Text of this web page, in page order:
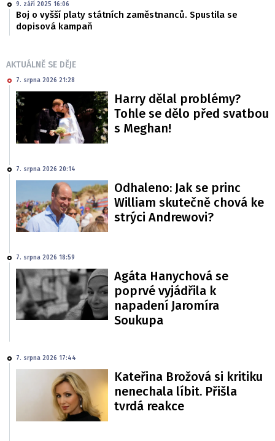
9. září 2025 16:06
Boj o vyšší platy státních zaměstnanců. Spustila se
dopisová kampaň
AKTUÁLNĚ SE DĚJE
7. srpna 2026 21:28
Harry dělal problémy?
Tohle se dělo před svatbou
s Meghan!
7. srpna 2026 20:14
Odhaleno: Jak se princ
William skutečně chová ke
strýci Andrewovi?
7. srpna 2026 18:59
Agáta Hanychová se
poprvé vyjádřila k
napadení Jaromíra
Soukupa
7. srpna 2026 17:44
Kateřina Brožová si kritiku
nenechala líbit. Přišla
tvrdá reakce